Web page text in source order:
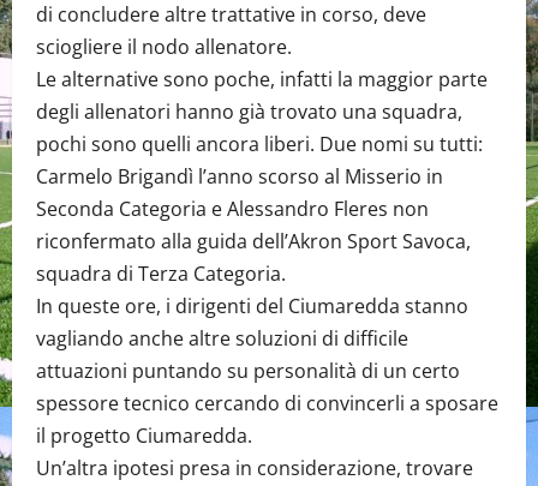
di concludere altre trattative in corso, deve
sciogliere il nodo allenatore.
Le alternative sono poche, infatti la maggior parte
degli allenatori hanno già trovato una squadra,
pochi sono quelli ancora liberi. Due nomi su tutti:
Carmelo Brigandì l’anno scorso al Misserio in
Seconda Categoria e Alessandro Fleres non
riconfermato alla guida dell’Akron Sport Savoca,
squadra di Terza Categoria.
In queste ore, i dirigenti del Ciumaredda stanno
vagliando anche altre soluzioni di difficile
attuazioni puntando su personalità di un certo
spessore tecnico cercando di convincerli a sposare
il progetto Ciumaredda.
Un’altra ipotesi presa in considerazione, trovare